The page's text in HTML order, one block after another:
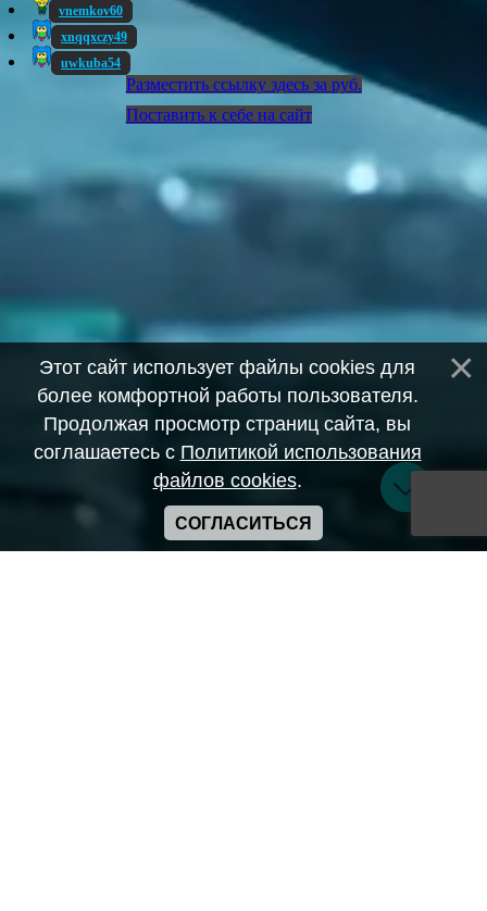
vnemkov60
xnqqxczy49
uwkuba54
Разместить ссылку здесь за руб.
Поставить к себе на сайт
Этот сайт использует файлы cookies для
более комфортной работы пользователя.
Продолжая просмотр страниц сайта, вы
соглашаетесь с Политикой использования
файлов cookies.
СОГЛАСИТЬСЯ